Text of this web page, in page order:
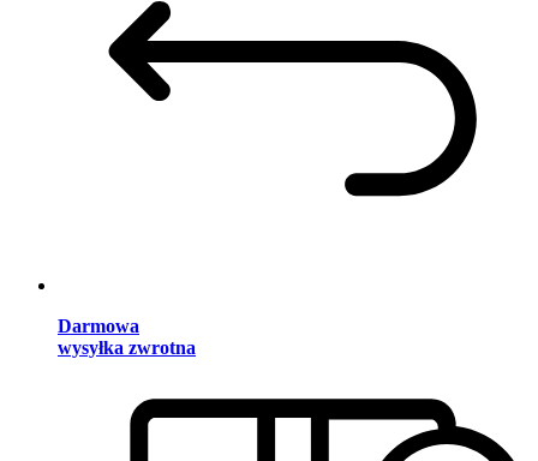
Darmowa
wysyłka zwrotna